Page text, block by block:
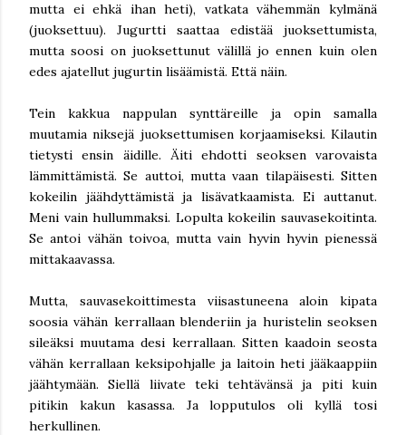
mutta ei ehkä ihan heti), vatkata vähemmän kylmänä
(juoksettuu). Jugurtti saattaa edistää juoksettumista,
mutta soosi on juoksettunut välillä jo ennen kuin olen
edes ajatellut jugurtin lisäämistä. Että näin.
Tein kakkua nappulan synttäreille ja opin samalla
muutamia niksejä juoksettumisen korjaamiseksi. Kilautin
tietysti ensin äidille. Äiti ehdotti seoksen varovaista
lämmittämistä. Se auttoi, mutta vaan tilapäisesti. Sitten
kokeilin jäähdyttämistä ja lisävatkaamista. Ei auttanut.
Meni vain hullummaksi. Lopulta kokeilin sauvasekoitinta.
Se antoi vähän toivoa, mutta vain hyvin hyvin pienessä
mittakaavassa.
Mutta, sauvasekoittimesta viisastuneena aloin kipata
soosia vähän kerrallaan blenderiin ja huristelin seoksen
sileäksi muutama desi kerrallaan. Sitten kaadoin seosta
vähän kerrallaan keksipohjalle ja laitoin heti jääkaappiin
jäähtymään. Siellä liivate teki tehtävänsä ja piti kuin
pitikin kakun kasassa. Ja lopputulos oli kyllä tosi
herkullinen.